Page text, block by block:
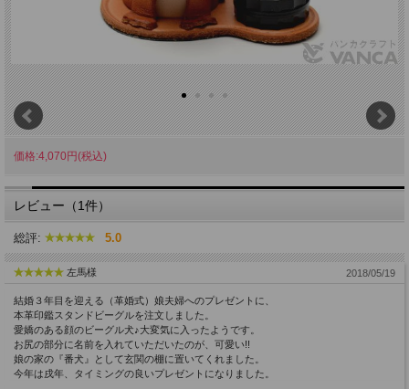
価格:4,070円(税込)
レビュー（1件）
総評: 5.0
左馬様 2018/05/19
結婚３年目を迎える（革婚式）娘夫婦へのプレゼントに、
本革印鑑スタンドビーグルを注文しました。
愛嬌のある顔のビーグル犬♪大変気に入ったようです。
お尻の部分に名前を入れていただいたのが、可愛い!!
娘の家の『番犬』として玄関の棚に置いてくれました。
今年は戌年、タイミングの良いプレゼントになりました。